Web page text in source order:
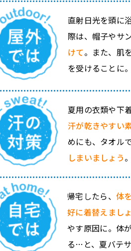
直射日光を頭に
際は、帽子やサ
けて。また、肌
を受けることに。
夏用の衣類や下
汗が乾きやすい
めにも、タオル
しまいましょう
帰宅したら、体
好に着替えまし
やす原因に。体
る…と、夏バテ